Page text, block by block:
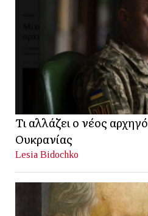
Τι αλλάζει ο νέος
Ουκρανίας
Lesia Bidochko